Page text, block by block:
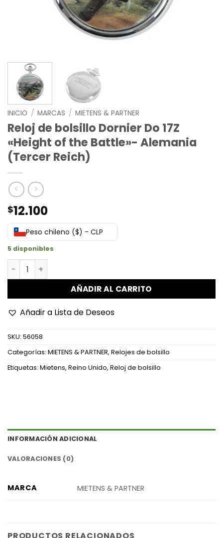
INICIO / MARCAS / MIETENS & PARTNER
Reloj de bolsillo Dornier Do 17Z
«Height of the Battle»- Alemania
(Tercer Reich)
$12.100
Peso chileno ($) - CLP
5 disponibles
Reloj de bolsillo Dornier Do 17Z "Height of the Battle"-
AÑADIR AL CARRITO
Añadir a Lista de Deseos
SKU: 56058
Categorías: MIETENS & PARTNER, Relojes de bolsillo
Etiquetas: Mietens, Reino Unido, Reloj de bolsillo
INFORMACIÓN ADICIONAL
VALORACIONES (0)
MARCA MIETENS & PARTNER
PRODUCTOS RELACIONADOS